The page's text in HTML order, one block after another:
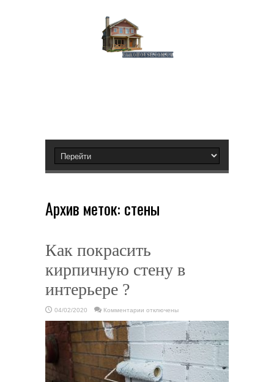
Архив меток: стены
Как покрасить
кирпичную стену в
интерьере ?
04/02/2020 Комментарии
Как
кирпичную
стену
интерьере
?
отключены